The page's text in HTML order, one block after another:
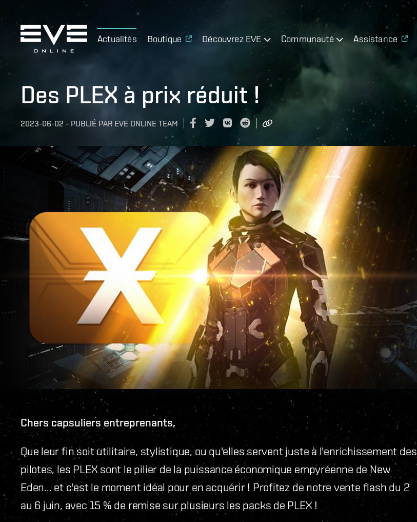
Actualités Boutique Découvrez EVE Communauté Assistance
Des PLEX à prix réduit !
2023-06-02 - PUBLIÉ PAR EVE ONLINE TEAM
Chers capsuliers entreprenants,
Que leur fin soit utilitaire, stylistique, ou qu'elles servent juste à l'enrichissement des
pilotes, les PLEX sont le pilier de la puissance économique empyréenne de New
Eden... et c'est le moment idéal pour en acquérir ! Profitez de notre vente flash du 2
au 6 juin, avec 15 % de remise sur plusieurs les packs de PLEX !